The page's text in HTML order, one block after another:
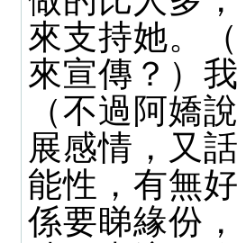
來支持她。
來宣傳？）
（不過阿嬌
展感情，又
能性，有無
係要睇緣份